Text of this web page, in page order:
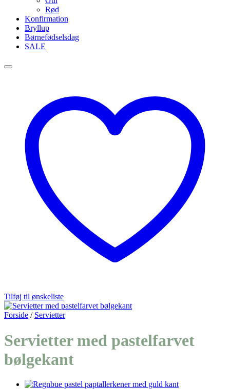
Rød
Konfirmation
Bryllup
Børnefødselsdag
SALE
Tilføj til ønskeliste
Forside / Servietter
Servietter med pastelfarvet
bølgekant